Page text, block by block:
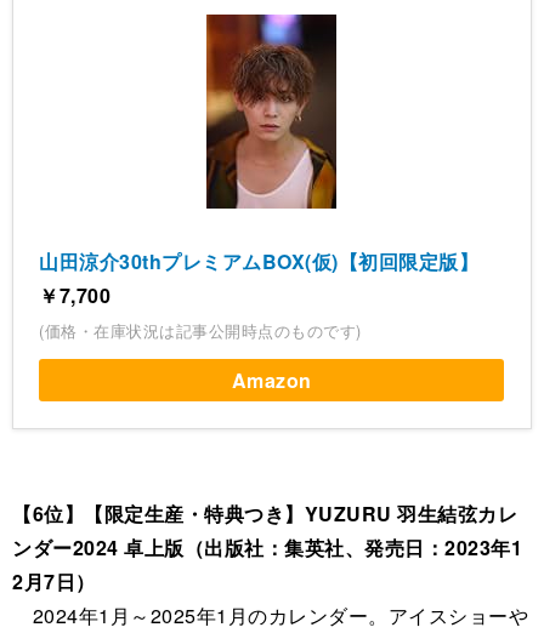
山田涼介30thプレミアムBOX(仮)【初回限定版】
￥7,700
(価格・在庫状況は記事公開時点のものです)
Amazon
【6位】【限定生産・特典つき】YUZURU 羽生結弦カレ
ンダー2024 卓上版（出版社：集英社、発売日：2023年1
2月7日）
2024年1月～2025年1月のカレンダー。アイスショーや